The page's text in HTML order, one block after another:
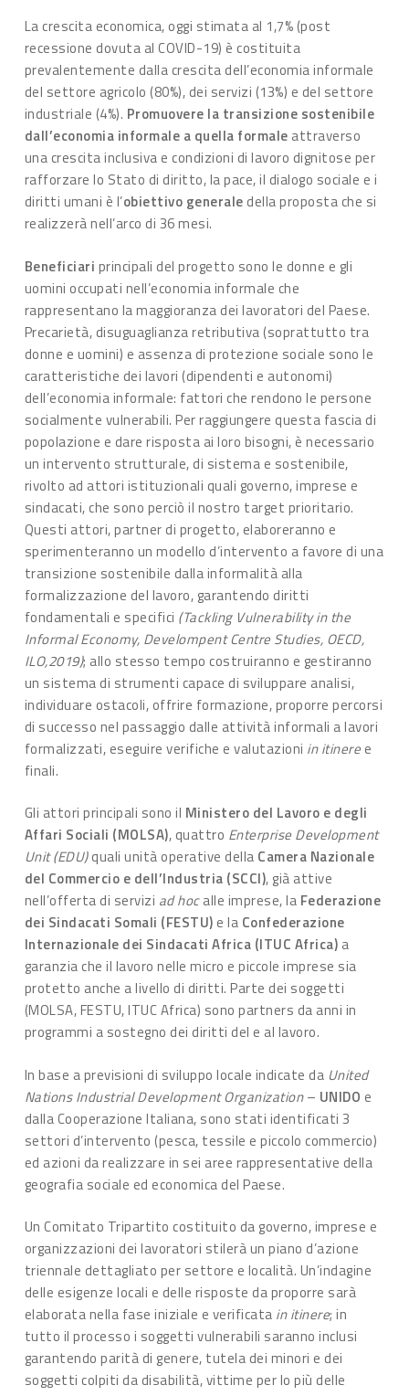
La crescita economica, oggi stimata al 1,7% (post
recessione dovuta al COVID-19) è costituita
prevalentemente dalla crescita dell’economia informale
del settore agricolo (80%), dei servizi (13%) e del settore
industriale (4%). Promuovere la transizione sostenibile
dall’economia informale a quella formale attraverso
una crescita inclusiva e condizioni di lavoro dignitose per
rafforzare lo Stato di diritto, la pace, il dialogo sociale e i
diritti umani è l’obiettivo generaledella proposta che si
realizzerà nell’arco di 36 mesi.
Beneficiari principali del progetto sono le donne e gli
uomini occupati nell’economia informale che
rappresentano la maggioranza dei lavoratori del Paese.
Precarietà, disuguaglianza retributiva (soprattutto tra
donne e uomini) e assenza di protezione sociale sono le
caratteristiche dei lavori (dipendenti e autonomi)
dell’economia informale: fattori che rendono le persone
socialmente vulnerabili. Per raggiungere questa fascia di
popolazione e dare risposta ai loro bisogni, è necessario
un intervento strutturale, di sistema e sostenibile,
rivolto ad attori istituzionali quali governo, imprese e
sindacati, che sono perciò il nostro target prioritario.
Questi attori, partner di progetto, elaboreranno e
sperimenteranno un modello d’intervento a favore di una
transizione sostenibile dalla informalità alla
formalizzazione del lavoro, garantendo diritti
fondamentali e specifici (Tackling Vulnerability in the
Informal Economy, Develompent Centre Studies, OECD,
ILO,2019); allo stesso tempo costruiranno e gestiranno
un sistema di strumenti capace di sviluppare analisi,
individuare ostacoli, offrire formazione, proporre percorsi
di successo nel passaggio dalle attività informali a lavori
formalizzati, eseguire verifiche e valutazioni in itinere e
finali.
Gli attori principali sono il Ministero del Lavoro e degli
Affari Sociali (MOLSA), quattro Enterprise Development
Unit (EDU)quali unità operative della Camera Nazionale
del Commercio e dell’Industria (SCCI), già attive
nell’offerta di servizi ad hocalle imprese, la Federazione
dei Sindacati Somali (FESTU) e la Confederazione
Internazionale dei Sindacati Africa (ITUC Africa) a
garanzia che il lavoro nelle micro e piccole imprese sia
protetto anche a livello di diritti. Parte dei soggetti
(MOLSA, FESTU, ITUC Africa) sono partners da anni in
programmi a sostegno dei diritti del e al lavoro.
In base a previsioni di sviluppo locale indicate da United
Nations Industrial Development Organization– UNIDO e
dalla Cooperazione Italiana, sono stati identificati 3
settori d’intervento (pesca, tessile e piccolo commercio)
ed azioni da realizzare in sei aree rappresentative della
geografia sociale ed economica del Paese.
Un Comitato Tripartito costituito da governo, imprese e
organizzazioni dei lavoratori stilerà un piano d’azione
triennale dettagliato per settore e località. Un’indagine
delle esigenze locali e delle risposte da proporre sarà
elaborata nella fase iniziale e verificata in itinere; in
tutto il processo i soggetti vulnerabili saranno inclusi
garantendo parità di genere, tutela dei minori e dei
soggetti colpiti da disabilità, vittime per lo più delle